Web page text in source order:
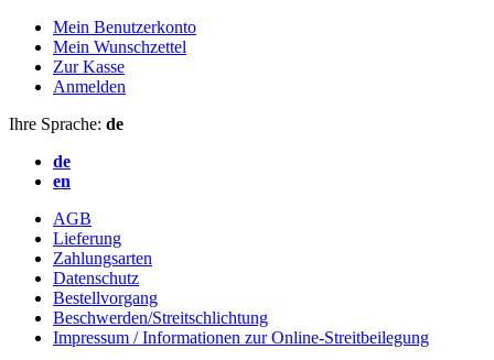
Mein Benutzerkonto
Mein Wunschzettel
Zur Kasse
Anmelden
Ihre Sprache: de
de
en
AGB
Lieferung
Zahlungsarten
Datenschutz
Bestellvorgang
Beschwerden/Streitschlichtung
Impressum / Informationen zur Online-Streitbeilegung